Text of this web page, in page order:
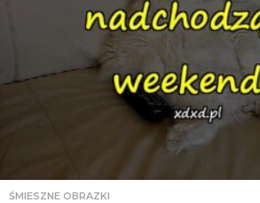
ŚMIESZNE OBRAZKI